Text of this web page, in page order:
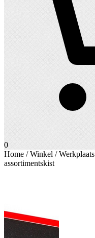
0
Home /Winkel /Werkplaats
assortimentskist